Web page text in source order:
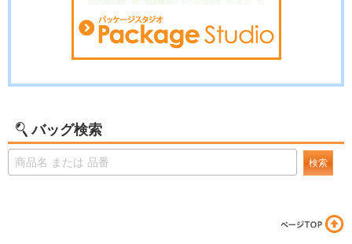
バッグ検索
検索